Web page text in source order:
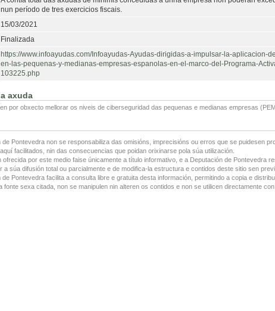
nun período de tres exercicios fiscais.
15/03/2021
Finalizada
https://www.infoayudas.com/Infoayudas-Ayudas-dirigidas-a-impulsar-la-aplicacion-
en-las-pequenas-y-medianas-empresas-espanolas-en-el-marco-del-Programa-
103225.php
axuda
por obxecto mellorar os niveis de ciberseguridad das pequenas e medianas empresas
de Pontevedra non se responsabiliza das omisións, imprecisións ou erros que se puidesen
facilitados, nin das consecuencias que poidan orixinarse pola súa utilización.
ofrecida por este medio faise únicamente a título informativo, e a Deputación de Pontevedra
a súa difusión total ou parcialmente e de modifica-la estructura e contidos deste sitio sen
de Pontevedra facilita a consulta libre e gratuita desta información, permitindo a copia e
fonte sexa citada, non se manipulen nin alteren os contidos e non se utilicen directamente con